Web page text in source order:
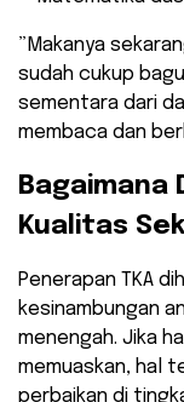
​”Makanya
sudah cukup
sementara dari
membaca dan
​Bagaimana
Kualitas
​Penerapan TKA
kesinambungan
menengah. Jika
memuaskan, hal
perbaikan di